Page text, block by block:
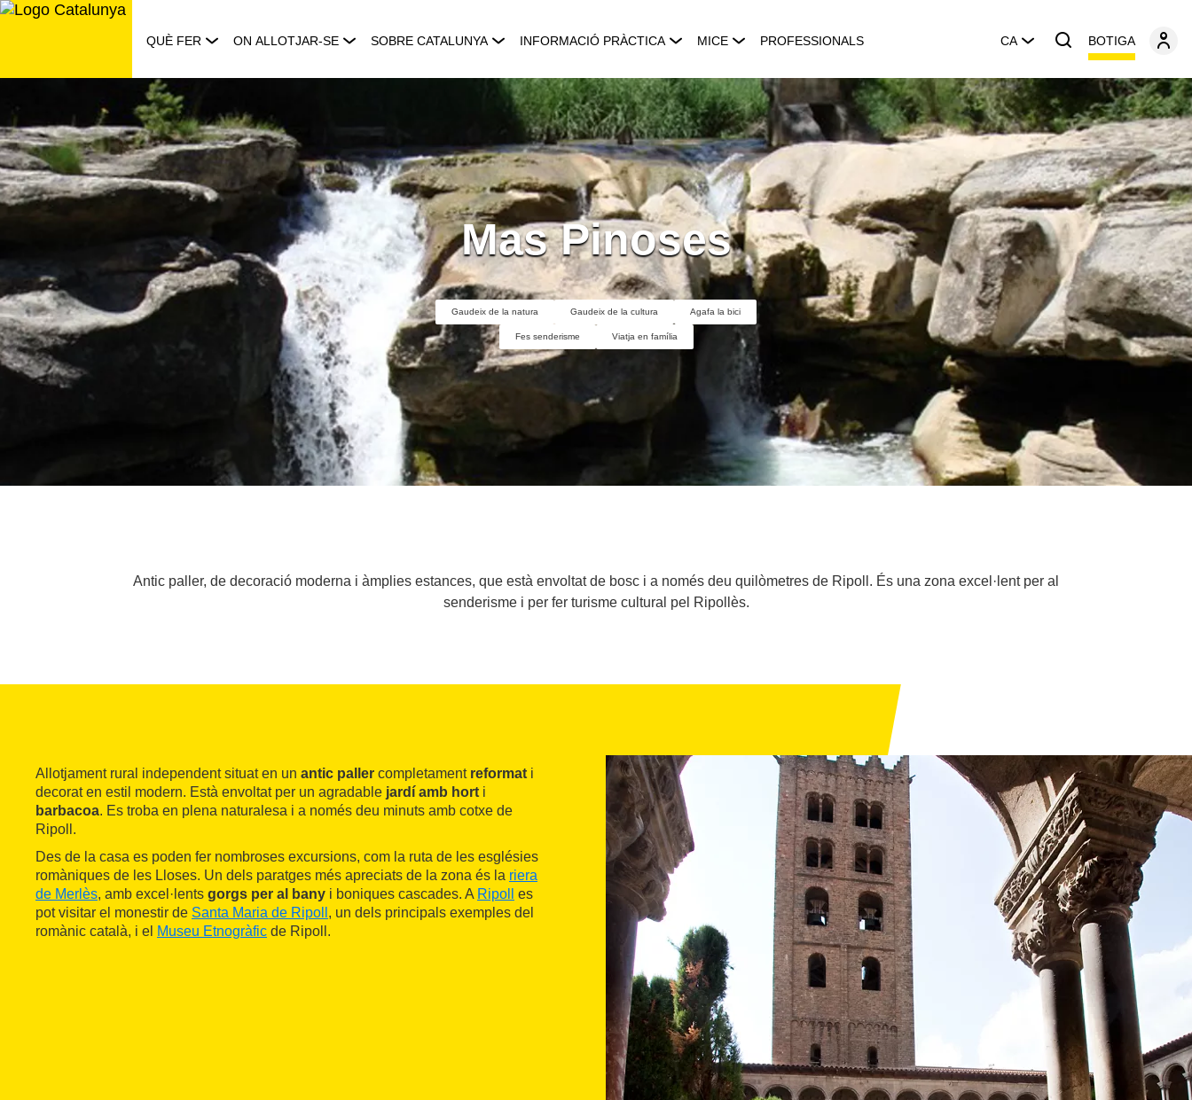
Saltar
QUÈ FER ON ALLOTJAR-SE SOBRE CATALUNYA INFORMACIÓ PRÀCTICA MICE PROFESSIONALS CA BOTIGA
Mas Pinoses
Gaudeix de la natura Gaudeix de la cultura Agafa la bici
Fes senderisme Viatja en família
Antic paller, de decoració moderna i àmplies estances, que està envoltat de bosc i a només deu quilòmetres de Ripoll. És una zona excel·lent per al
senderisme i per fer turisme cultural pel Ripollès.
Allotjament rural independent situat en un antic paller completament reformat i
decorat en estil modern. Està envoltat per un agradable jardí amb hort i
barbacoa. Es troba en plena naturalesa i a només deu minuts amb cotxe de
Ripoll.
Des de la casa es poden fer nombroses excursions, com la ruta de les esglésies
romàniques de les Lloses. Un dels paratges més apreciats de la zona és la riera
de Merlès, amb excel·lents gorgs per al bany i boniques cascades. A Ripoll
es
pot visitar el monestir de Santa Maria de Ripoll , un dels principals exemples del
romànic català, i el Museu Etnogràfic de Ripoll.